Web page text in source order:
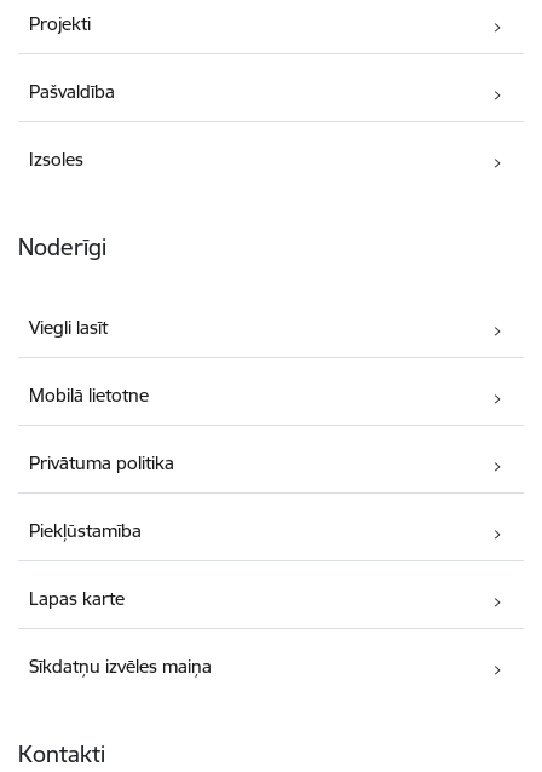
Projekti
Pašvaldība
Izsoles
Noderīgi
Viegli lasīt
Mobilā lietotne
Privātuma politika
Piekļūstamība
Lapas karte
Sīkdatņu izvēles maiņa
Kontakti